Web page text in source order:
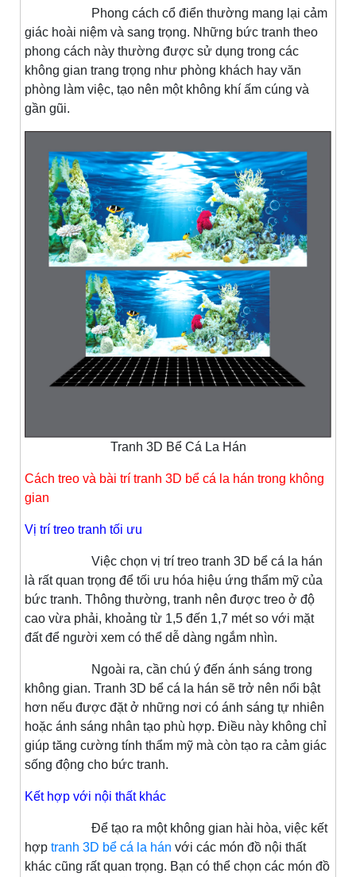
Phong cách cổ điển thường mang lại cảm
giác hoài niệm và sang trọng. Những bức tranh theo
phong cách này thường được sử dụng trong các
không gian trang trọng như phòng khách hay văn
phòng làm việc, tạo nên một không khí ấm cúng và
gần gũi.
Tranh 3D Bể Cá La Hán
Cách treo và bài trí tranh 3D bể cá la hán trong không
gian
Vị trí treo tranh tối ưu
Việc chọn vị trí treo tranh 3D bể cá la hán
là rất quan trọng để tối ưu hóa hiệu ứng thẩm mỹ của
bức tranh. Thông thường, tranh nên được treo ở độ
cao vừa phải, khoảng từ 1,5 đến 1,7 mét so với mặt
đất để người xem có thể dễ dàng ngắm nhìn.
Ngoài ra, cần chú ý đến ánh sáng trong
không gian. Tranh 3D bể cá la hán sẽ trở nên nổi bật
hơn nếu được đặt ở những nơi có ánh sáng tự nhiên
hoặc ánh sáng nhân tạo phù hợp. Điều này không chỉ
giúp tăng cường tính thẩm mỹ mà còn tạo ra cảm giác
sống động cho bức tranh.
Kết hợp với nội thất khác
Để tạo ra một không gian hài hòa, việc kết
hợp tranh 3D bể cá la hán với các món đồ nội thất
khác cũng rất quan trọng. Bạn có thể chọn các món đồ